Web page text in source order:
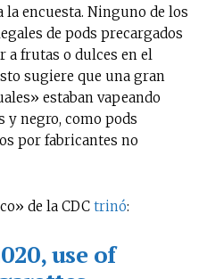
la encuesta. Ninguno de los
de pods precargados
a frutas o dulces en el
sugiere que una gran
estaban vapeando
y negro, como pods
por fabricantes no
de la CDC trinó:
use of